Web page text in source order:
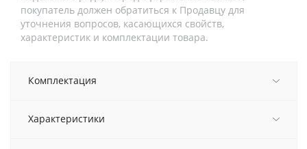
покупатель должен обратиться к Продавцу для
уточнения вопросов, касающихся свойств,
характеристик и комплектации товара.
Комплектация
Характеристики